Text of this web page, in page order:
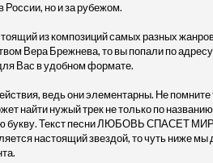
но и за рубежом.
из композиций самых разных
Вера Брежнева, то вы попали по
Вас в удобном формате.
ведь они элементарны. Не помните
найти нужый трек не только по
букву. Текст песни ЛЮБОВЬ СПАСЕТ
настоящий звездой, то чуть ниже